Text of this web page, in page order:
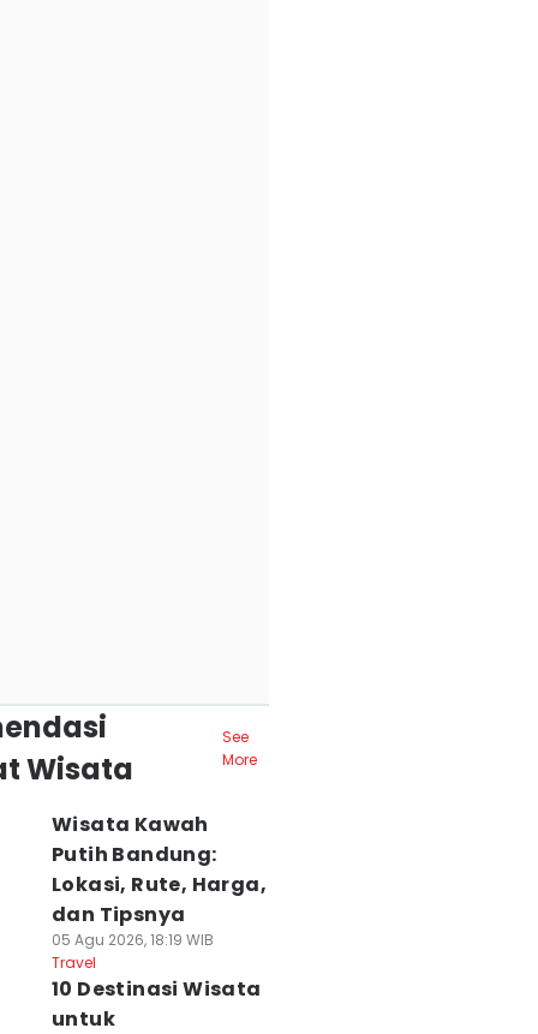
Wisata
See
More
Wisata Kawah
Putih Bandung:
Lokasi, Rute, Harga,
dan Tipsnya
05 Agu 2026, 18:19 WIB
Travel
10 Destinasi Wisata
untuk